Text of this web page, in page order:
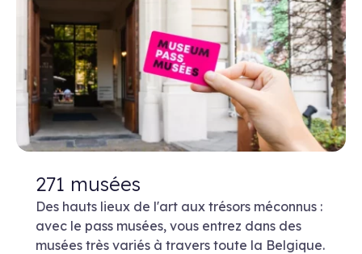
271 musées
Des hauts lieux de l'art aux trésors méconnus :
avec le pass musées, vous entrez dans des
musées très variés à travers toute la Belgique.